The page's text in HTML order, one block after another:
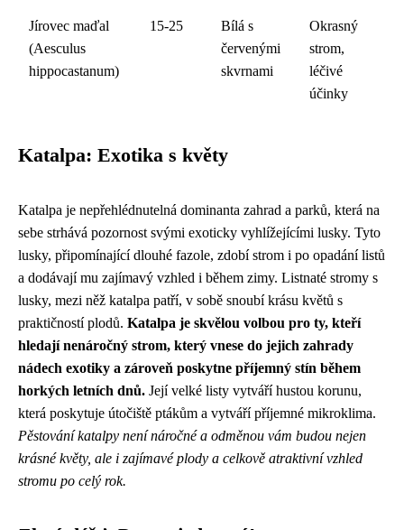
Jírovec maďal
(Aesculus
hippocastanum)
15-25
Bílá s
červenými
skvrnami
Okrasný
strom,
léčivé
účinky
Katalpa: Exotika s květy
Katalpa je nepřehlédnutelná dominanta zahrad a parků, která na
sebe strhává pozornost svými exoticky vyhlížejícími lusky. Tyto
lusky, připomínající dlouhé fazole, zdobí strom i po opadání listů
a dodávají mu zajímavý vzhled i během zimy. Listnaté stromy s
lusky, mezi něž katalpa patří, v sobě snoubí krásu květů s
praktičností plodů. Katalpa je skvělou volbou pro ty, kteří
hledají nenáročný strom, který vnese do jejich zahrady
nádech exotiky a zároveň poskytne příjemný stín během
horkých letních dnů. Její velké listy vytváří hustou korunu,
která poskytuje útočiště ptákům a vytváří příjemné mikroklima.
Pěstování katalpy není náročné a odměnou vám budou nejen
krásné květy, ale i zajímavé plody a celkově atraktivní vzhled
stromu po celý rok.